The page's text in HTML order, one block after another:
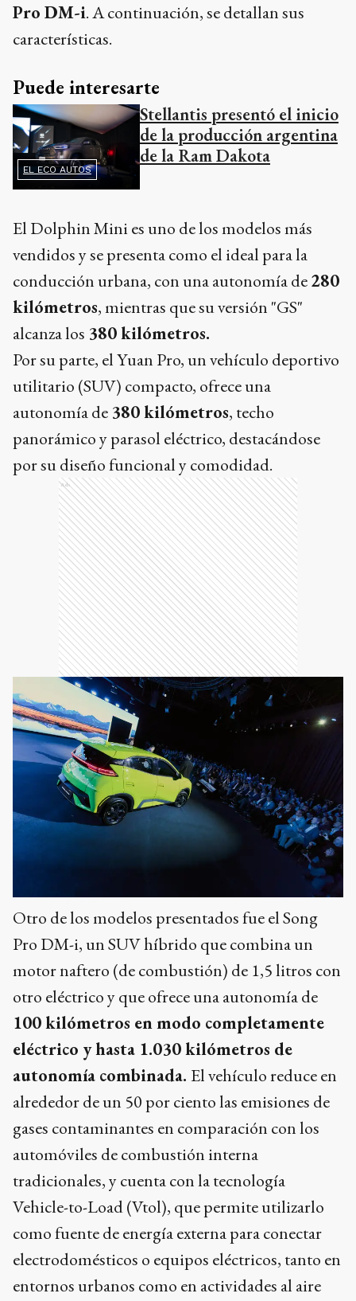
Pro DM-i. A continuación, se detallan sus
características.
Puede interesarte
EL ECO AUTOS
Stellantis presentó el inicio
de la producción argentina
de la Ram Dakota
El Dolphin Mini es uno de los modelos más
vendidos y se presenta como el ideal para la
conducción urbana, con una autonomía de280
kilómetros, mientras que su versión "GS"
alcanza los 380 kilómetros.
Por su parte, el Yuan Pro, un vehículo deportivo
utilitario (SUV) compacto, ofrece una
autonomía de 380 kilómetros, techo
panorámico y parasol eléctrico, destacándose
por su diseño funcional y comodidad.
Ads
Otro de los modelos presentados fue el Song
Pro DM-i, un SUV híbrido que combina un
motor naftero (de combustión) de 1,5 litros con
otro eléctrico y que ofrece una autonomía de
100 kilómetros en modo completamente
eléctrico y hasta 1.030 kilómetros de
autonomía combinada. El vehículo reduce en
alrededor de un 50 por ciento las emisiones de
gases contaminantes en comparación con los
automóviles de combustión interna
tradicionales, y cuenta con la tecnología
Vehicle-to-Load (Vtol), que permite utilizarlo
como fuente de energía externa para conectar
electrodomésticos o equipos eléctricos, tanto en
entornos urbanos como en actividades al aire